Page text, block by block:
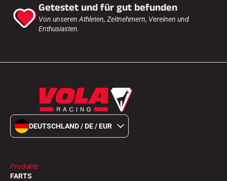
Getestet und für gut befunden
Von unseren Athleten, Zeitnehmern, Vereinen und
Enthusiasten.
DEUTSCHLAND / DE / EUR
Produkte
FARTS